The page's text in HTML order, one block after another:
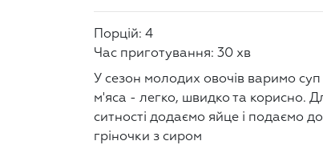
Порцій: 4
Час приготування: 30 хв
У сезон молодих овочів варимо суп
м'яса - легко, швидко та корисно.
ситності додаємо яйце і подаємо
гріночки з сиром